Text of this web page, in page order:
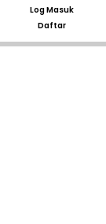
Log Masuk
Daftar